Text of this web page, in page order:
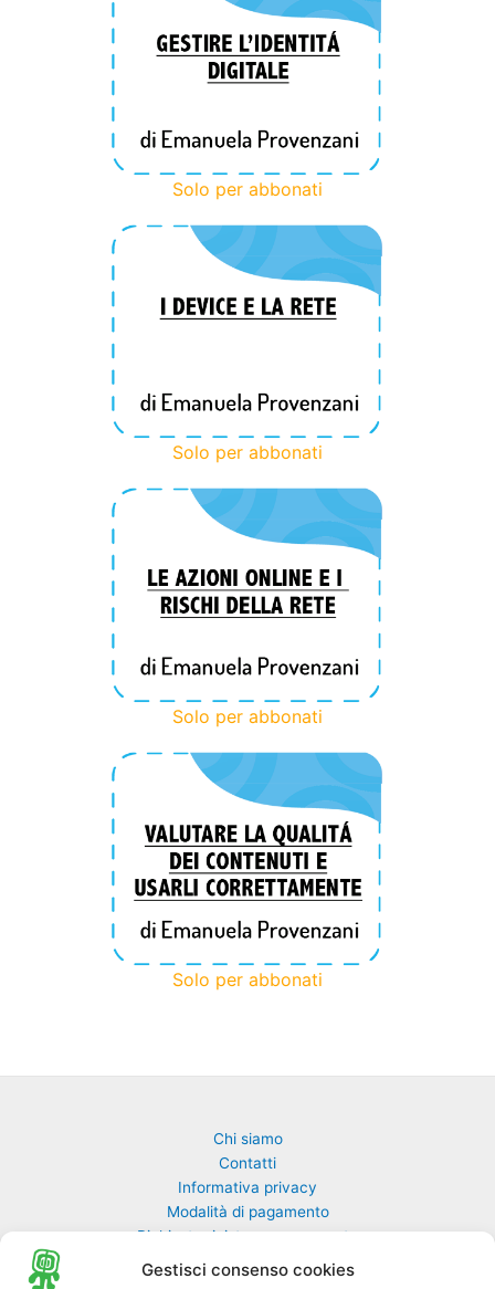
Gestisci consenso cookies
Solo per abbonati
Solo per abbonati
Solo per abbonati
Solo per abbonati
Chi siamo
Contatti
Informativa privacy
Modalità di pagamento
Richiesta rivista non pervenuta
Richiedi una classe di GulliverEdu